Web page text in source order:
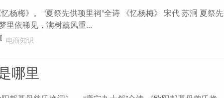
杨梅》。 “夏祭先供项里祠”全诗 《忆杨梅》 宋代 苏泂 夏祭先
里依稀见，满树薰风重...
电商知识
哪里